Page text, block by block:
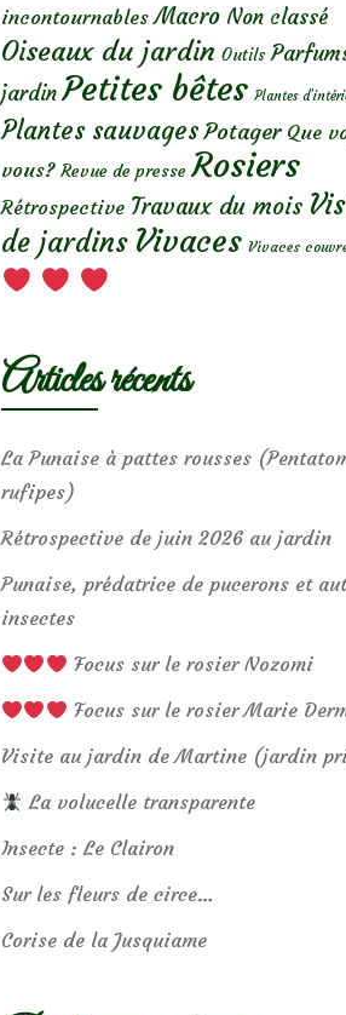
incontournables Macro Non classé
Oiseaux du jardin Outils
jardin Petites bêtes Plantes
Plantes sauvages Potager Que
vous? Revue de presse Rosiers
Rétrospective Travaux du mois
de jardins Vivaces Vivaces
Articles récents
La Punaise à pattes rousses
rufipes)
Rétrospective de juin 2026 au jardin
Punaise, prédatrice de pucerons et
insectes
Focus sur le rosier Nozomi
Focus sur le rosier Marie
Visite au jardin de Martine (jardin
La volucelle transparente
Insecte : Le Clairon
Sur les fleurs de circe…
Corise de la Jusquiame